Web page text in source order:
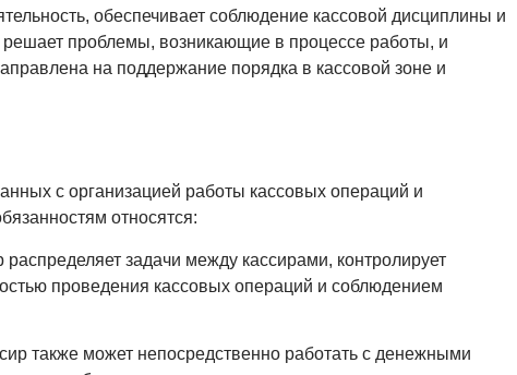
обеспечивает соблюдение кассовой дисциплины и
проблемы, возникающие в процессе работы, и
на поддержание порядка в кассовой зоне и
с организацией работы кассовых операций и
относятся:
задачи между кассирами, контролирует
проведения кассовых операций и соблюдением
также может непосредственно работать с денежными